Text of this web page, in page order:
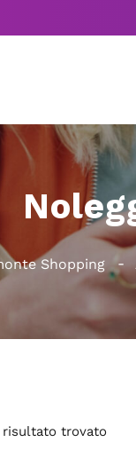
Shopping
risultato trovato